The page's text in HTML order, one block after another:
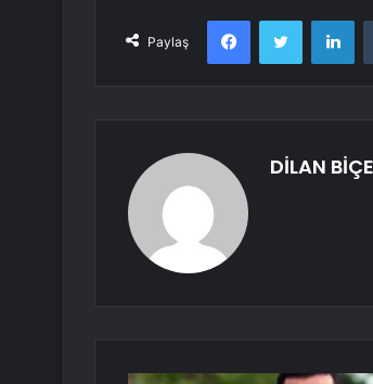
Paylaş
FacebookTwitter
DİLAN